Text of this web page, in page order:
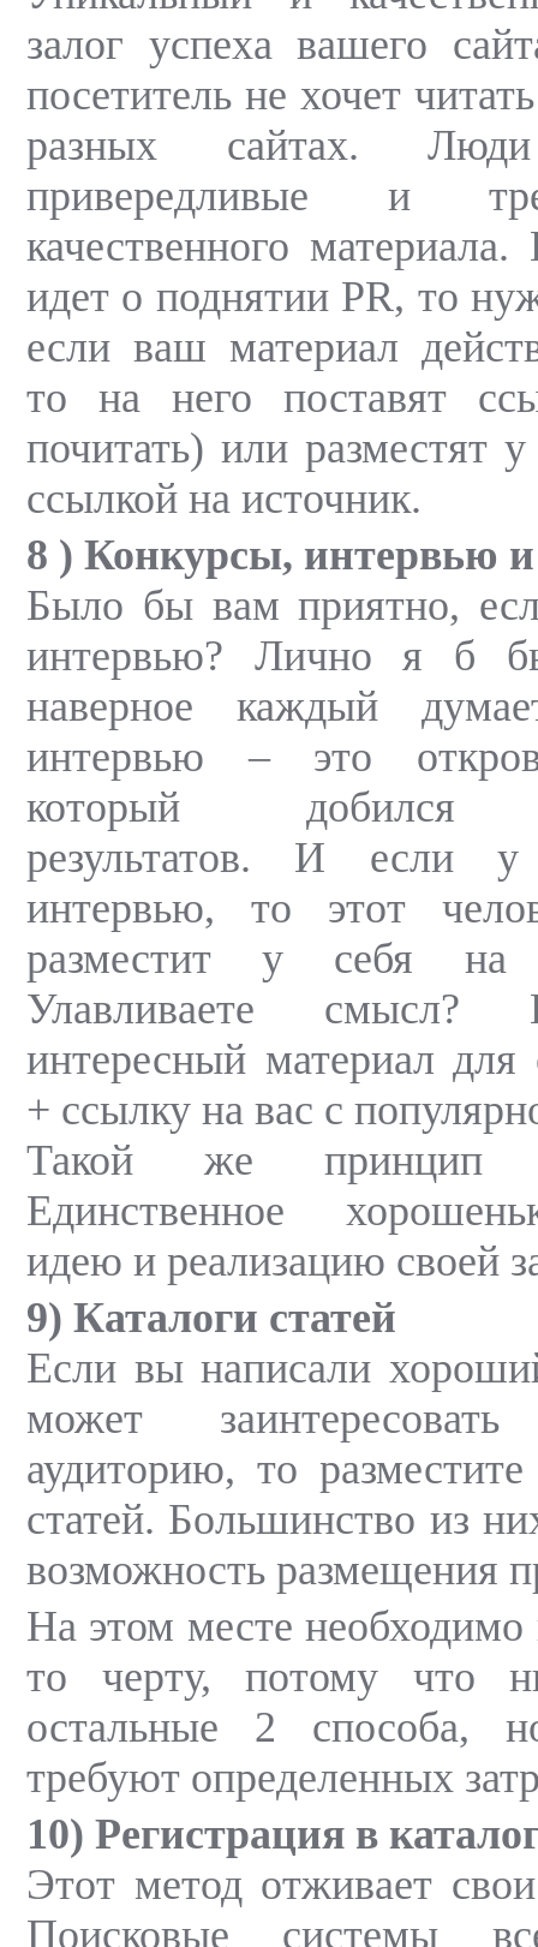
залог успеха вашего
посетитель не хочет
разных сайтах.
привередливые и
качественного
идет о поднятии PR, то
если ваш материал
то на него поставят
почитать) или разместят
ссылкой на источник.
8 ) Конкурсы, интервью и
Было бы вам приятно,
интервью? Лично я б
наверное каждый
интервью – это
который добился
результатов. И если у
интервью, то этот
разместит у себя на
Улавливаете смысл?
интересный материал для
+ ссылку на вас с
Такой же принцип
Единственное
идею и реализацию своей
9) Каталоги статей
Если вы написали
может
аудиторию, то
статей. Большинство из
возможность размещения
На этом месте
то черту, потому что
остальные 2 способа,
требуют определенных
10) Регистрация в
Этот метод отживает
Поисковые системы